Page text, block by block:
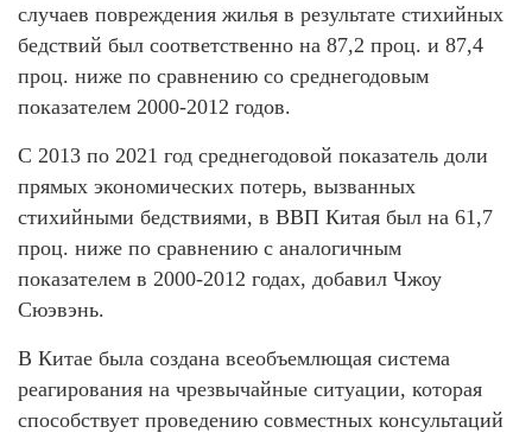
случаев повреждения жилья в результате стихийных
бедствий был соответственно на 87,2 проц. и 87,4
проц. ниже по сравнению со среднегодовым
показателем 2000-2012 годов.
С 2013 по 2021 год среднегодовой показатель доли
прямых экономических потерь, вызванных
стихийными бедствиями, в ВВП Китая был на 61,7
проц. ниже по сравнению с аналогичным
показателем в 2000-2012 годах, добавил Чжоу
Сюэвэнь.
В Китае была создана всеобъемлющая система
реагирования на чрезвычайные ситуации, которая
способствует проведению совместных консультаций